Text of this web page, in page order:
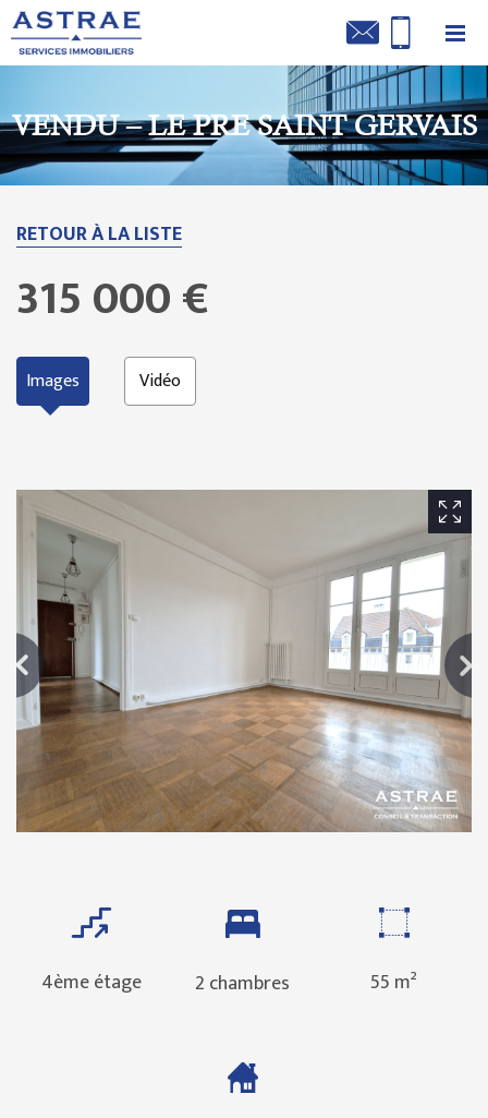
VENDU – LE PRE SAINT GERVAIS
RETOUR À LA LISTE
315 000 €
Images Vidéo
4ème étage 2 chambres 55 m²